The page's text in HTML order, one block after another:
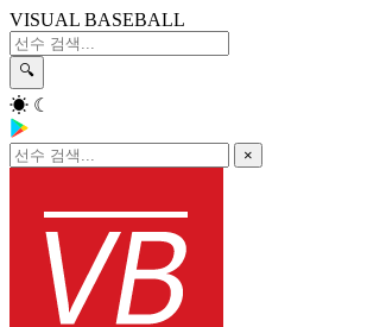
VISUAL BASEBALL
🔍
☀ ☾
×